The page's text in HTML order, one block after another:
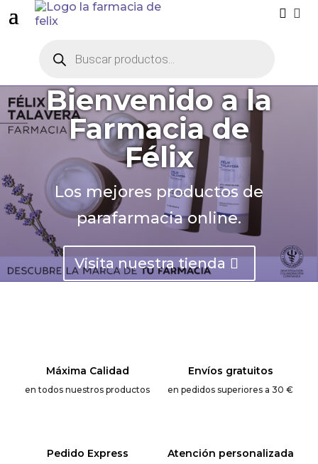
 
productos
Bienvenido a la
Farmacia de
Félix
Los mejores productos de
parafarmacia online.
Visita nuestra tienda
Máxima Calidad
en todos nuestros productos
Envíos gratuitos
en pedidos superiores a 30 €
Pedido Express Atención personalizada